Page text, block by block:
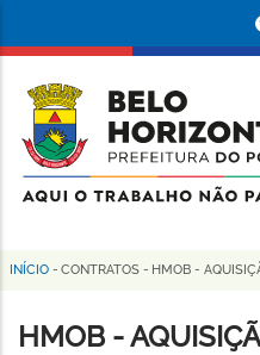
conteúdo
principal
da
Prefeitura
de
Horizonte
Trilha
de
INÍCIO - CONTRATOS - HMOB -
HMOB -